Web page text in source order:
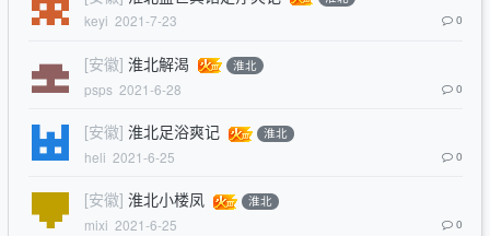
keyi 2021-7-23 0
[安徽] 淮北解渴 淮北
psps 2021-6-28 0
[安徽] 淮北足浴爽记 淮北
heli 2021-6-25 0
[安徽] 淮北小楼凤 淮北
mixi 2021-6-25 0